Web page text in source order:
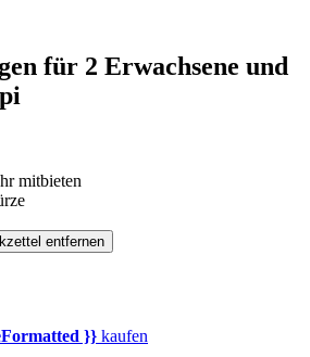
für 2 Erwachsene und
mitbieten
entfernen
}} kaufen